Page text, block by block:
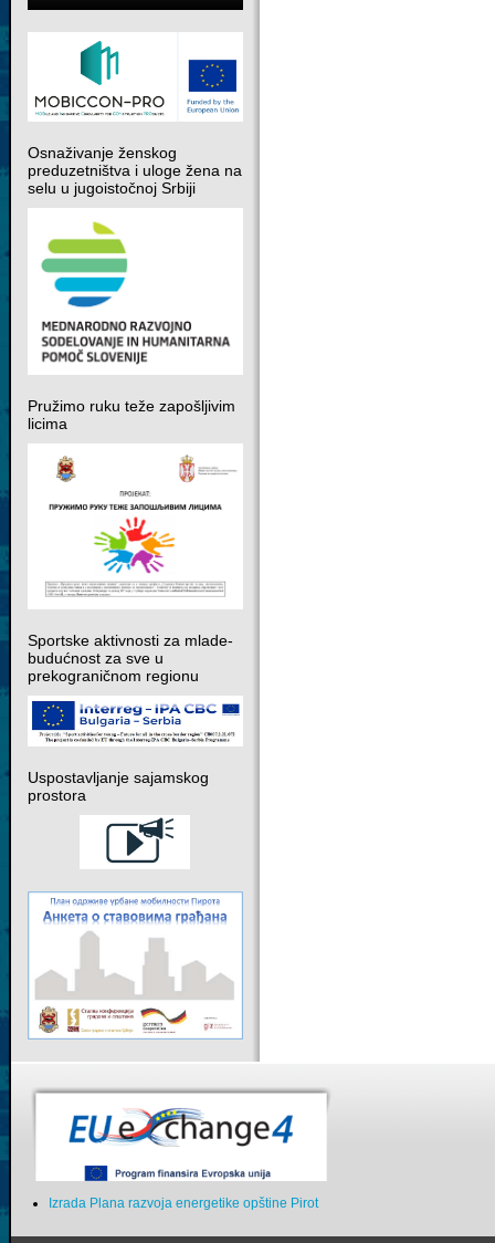
Osnaživanje ženskog
preduzetništva i uloge žena na
selu u jugoistočnoj Srbiji
Pružimo ruku teže zapošljivim
licima
Sportske aktivnosti za mlade-
budućnost za sve u
prekograničnom regionu
Uspostavljanje sajamskog
prostora
Izrada Plana razvoja energetike opštine Pirot